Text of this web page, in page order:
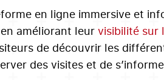
en ligne immersive et
améliorant leur visibilité sur
de découvrir les
des visites et de